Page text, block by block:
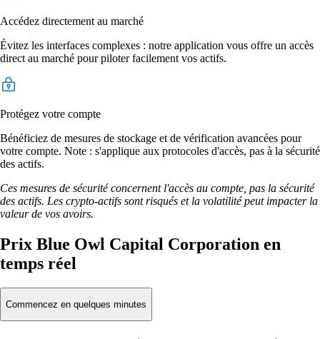
Accédez directement au marché
Évitez les interfaces complexes : notre application vous offre un accès
direct au marché pour piloter facilement vos actifs.
Protégez votre compte
Bénéficiez de mesures de stockage et de vérification avancées pour
votre compte. Note : s'applique aux protocoles d'accès, pas à la sécurité
des actifs.
Ces mesures de sécurité concernent l'accès au compte, pas la sécurité
des actifs. Les crypto-actifs sont risqués et la volatilité peut impacter la
valeur de vos avoirs.
Prix Blue Owl Capital Corporation en
temps réel
Commencez en quelques minutes